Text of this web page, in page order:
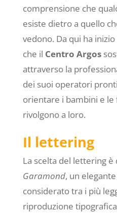
comprensione che
esiste dietro a quello
vedono. Da qui ha
che il Centro Argos
attraverso la
dei suoi operatori
orientare i bambini e le
rivolgono a loro.
Il lettering
La scelta del lettering è
Garamond, un
considerato tra i più
riproduzione